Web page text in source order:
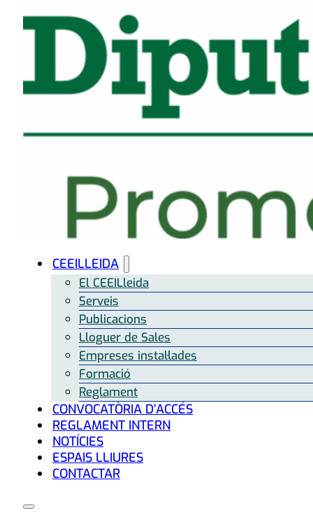
CEEILLEIDA
El CEEILleida
Serveis
Publicacions
Lloguer de Sales
Empreses instal·lades
Formació
Reglament
CONVOCATÒRIA D’ACCÉS
REGLAMENT INTERN
NOTÍCIES
ESPAIS LLIURES
CONTACTAR